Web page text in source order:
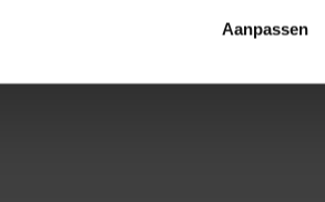
Aanpassen